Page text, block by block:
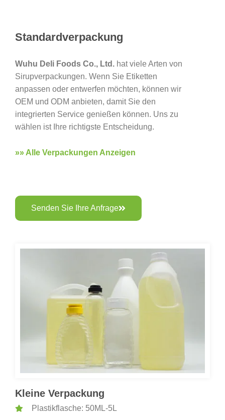
Standardverpackung
Wuhu Deli Foods Co., Ltd. hat viele Arten von
Sirupverpackungen. Wenn Sie Etiketten
anpassen oder entwerfen möchten, können wir
OEM und ODM anbieten, damit Sie den
integrierten Service genießen können. Uns zu
wählen ist Ihre richtigste Entscheidung.
»» Alle Verpackungen Anzeigen
Senden Sie Ihre Anfrage
Kleine Verpackung
Plastikflasche: 50ML-5L